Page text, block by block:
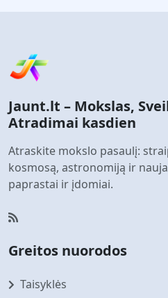
Jaunt.lt – Mokslas,
Atradimai kasdien
Atraskite mokslo pasaulį:
kosmosą, astronomiją ir
paprastai ir įdomiai.
Greitos nuorodos
Taisyklės